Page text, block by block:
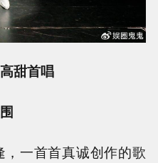
甜首唱
一首首真诚创作的歌